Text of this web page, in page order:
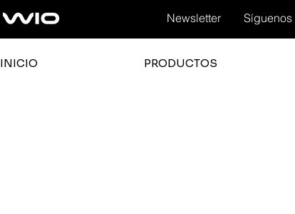
Newsletter Síguenos
INICIO PRODUCTOS